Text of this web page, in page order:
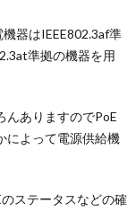
器はIEEE802.3af準
準拠の機器を用
んありますのでPoE
によって電源供給機
ステータスなどの確